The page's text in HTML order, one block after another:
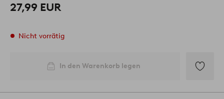
27,99 EUR
Nicht vorrätig
In den Warenkorb legen
Favoriten